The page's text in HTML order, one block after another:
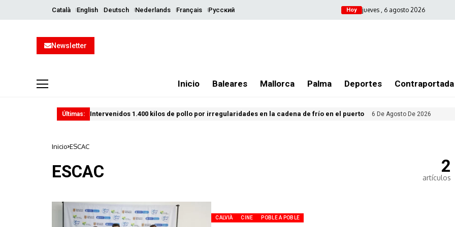
Català English Deutsch Nederlands Français Русский Hoy jueves , 6 agosto 2026
Newsletter
Inicio Baleares Mallorca Palma Deportes Contraportada
Últimas: Intervenidos 1.400 kilos de pollo por irregularidades en la cadena de frío en el puerto 6 De Agosto De 2026
Inicio ESCAC
ESCAC 2
artículos
CALVIÀ CINE POBLE A POBLE